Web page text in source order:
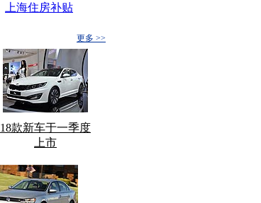
上海住房补贴
更多 >>
18款新车于一季度
上市